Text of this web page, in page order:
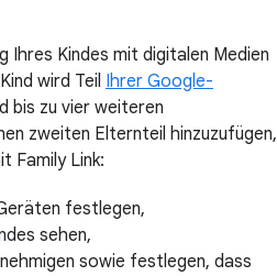
Ihres Kindes mit digitalen Medien
wird Teil Ihrer Google-
bis zu vier weiteren
zweiten Elternteil hinzuzufügen,
Family Link:
festlegen,
sehen,
sowie festlegen, dass